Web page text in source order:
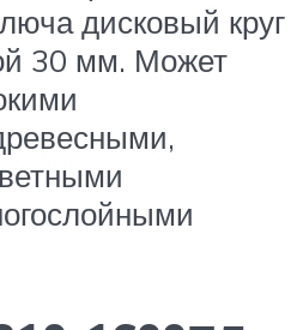
дисковый круг
30 мм. Может